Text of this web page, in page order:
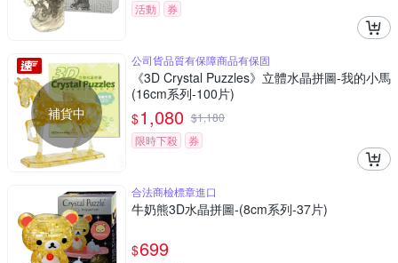
活動 券
補貨中
公司貨品質有保障商品有保固
《3D Crystal Puzzles》立體水晶拼圖-我的小馬
(16cm系列-100片)
$1,080 $1,180
限時下殺
券
合法商檢標章進口
牛奶熊3D水晶拼圖-(8cm系列-37片)
$699